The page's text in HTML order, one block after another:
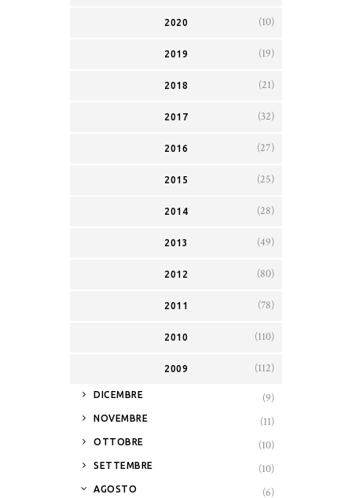
2020 (10)
2019 (19)
2018 (21)
2017 (32)
2016 (27)
2015 (25)
2014 (28)
2013 (49)
2012 (80)
2011 (78)
2010 (110)
2009 (112)
► DICEMBRE (9)
► NOVEMBRE (11)
► OTTOBRE (10)
► SETTEMBRE (10)
▼ AGOSTO (6)